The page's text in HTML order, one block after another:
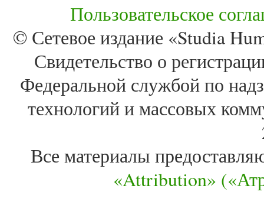
Пользовательское
© Сетевое издание «Studia
Свидетельство о
Федеральной службой по
технологий и массовых
Все материалы
«Attribution»